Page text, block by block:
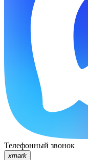
Телефонный звонок
xmark